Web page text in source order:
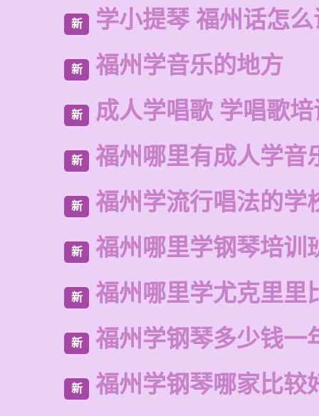
新 学小提琴 福州话怎
新 福州学音乐的地方
新 成人学唱歌 学唱歌培
新 福州哪里有成人学音
新 福州学流行唱法的学
新 福州哪里学钢琴培训
新 福州哪里学尤克里里
新 福州学钢琴多少钱一
新 福州学钢琴哪家比较